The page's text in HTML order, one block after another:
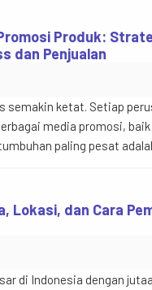
awareness maupun
Produk:
dan Penjualan
semakin ketat. Setiap
media promosi,
paling pesat
mampu menyajikan
Lokasi, dan Cara
di Indonesia dengan